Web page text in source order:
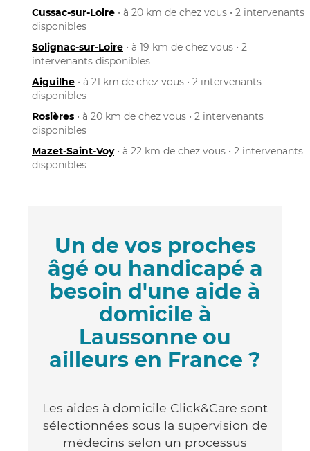
Cussac-sur-Loire • à 20 km de chez vous • 2 intervenants
disponibles
Solignac-sur-Loire • à 19 km de chez vous • 2
intervenants disponibles
Aiguilhe • à 21 km de chez vous • 2 intervenants
disponibles
Rosières • à 20 km de chez vous • 2 intervenants
disponibles
Mazet-Saint-Voy• à 22 km de chez vous • 2 intervenants
disponibles
Un de vos proches
âgé ou handicapé a
besoin d'une aide à
domicile à
Laussonne ou
ailleurs en France ?
Les aides à domicile Click&Care sont
sélectionnées sous la supervision de
médecins selon un processus